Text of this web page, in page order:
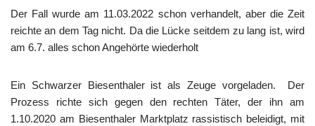
Der Fall wurde am 11.03.2022 schon verhandelt, aber die Zeit
reichte an dem Tag nicht. Da die Lücke seitdem zu lang ist, wird
am 6.7. alles schon Angehörte wiederholt
Ein Schwarzer Biesenthaler ist als Zeuge vorgeladen. Der
Prozess richte sich gegen den rechten Täter, der ihn am
1.10.2020 am Biesenthaler Marktplatz rassistisch beleidigt, mit